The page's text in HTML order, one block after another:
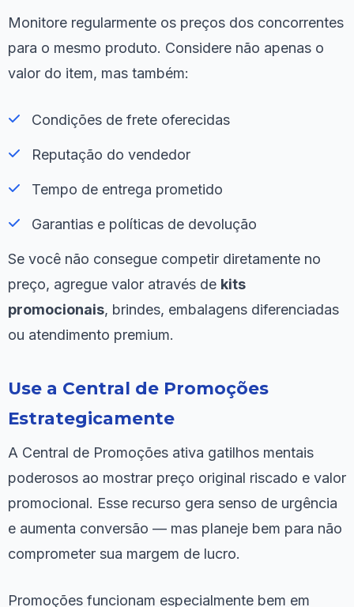
Monitore regularmente os preços dos concorrentes
para o mesmo produto. Considere não apenas o
valor do item, mas também:
Condições de frete oferecidas
Reputação do vendedor
Tempo de entrega prometido
Garantias e políticas de devolução
Se você não consegue competir diretamente no
preço, agregue valor através de kits
promocionais, brindes, embalagens diferenciadas
ou atendimento premium.
Use a Central de Promoções
Estrategicamente
A Central de Promoções ativa gatilhos mentais
poderosos ao mostrar preço original riscado e valor
promocional. Esse recurso gera senso de urgência
e aumenta conversão — mas planeje bem para não
comprometer sua margem de lucro.
Promoções funcionam especialmente bem em